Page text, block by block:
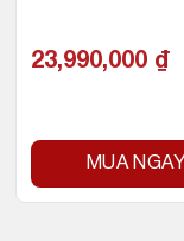
23,990,000 ₫
MUA NGAY